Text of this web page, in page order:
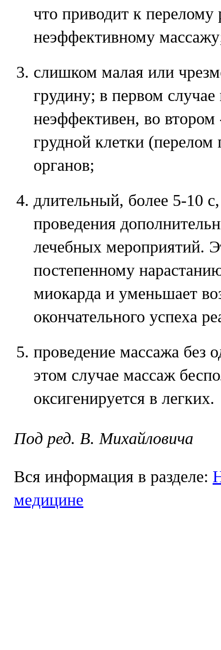
что приводит к перелому
неэффективному
слишком малая или
грудину; в первом случае
неэффективен, во
грудной клетки
органов;
длительный, более 5-10
проведения
лечебных мероприятий.
постепенному
миокарда и уменьшает
окончательного успеха
проведение массажа
этом случае массаж
оксигенируется в легких.
Под ред. В. Михайловича
Вся информация в разделе:
медицине